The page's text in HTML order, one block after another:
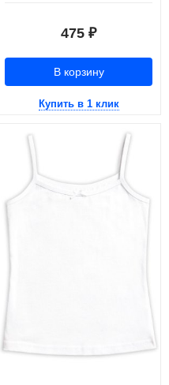
475 ₽
В корзину
Купить в 1 клик